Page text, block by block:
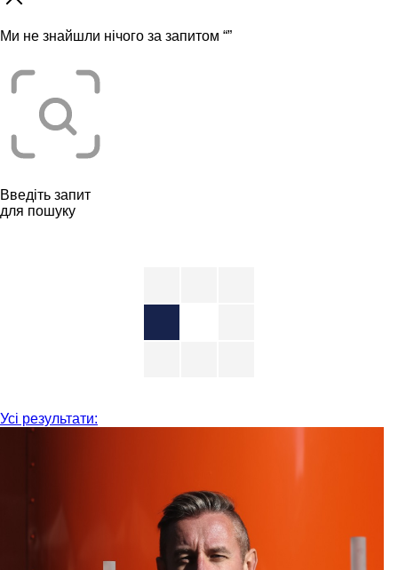
Ми не знайшли нічого за запитом “”
Введіть запит
для пошуку
Усі результати: